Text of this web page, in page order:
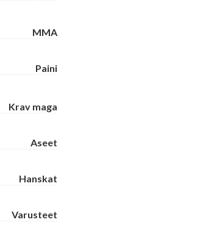
MMA
Paini
Krav maga
Aseet
Hanskat
Varusteet